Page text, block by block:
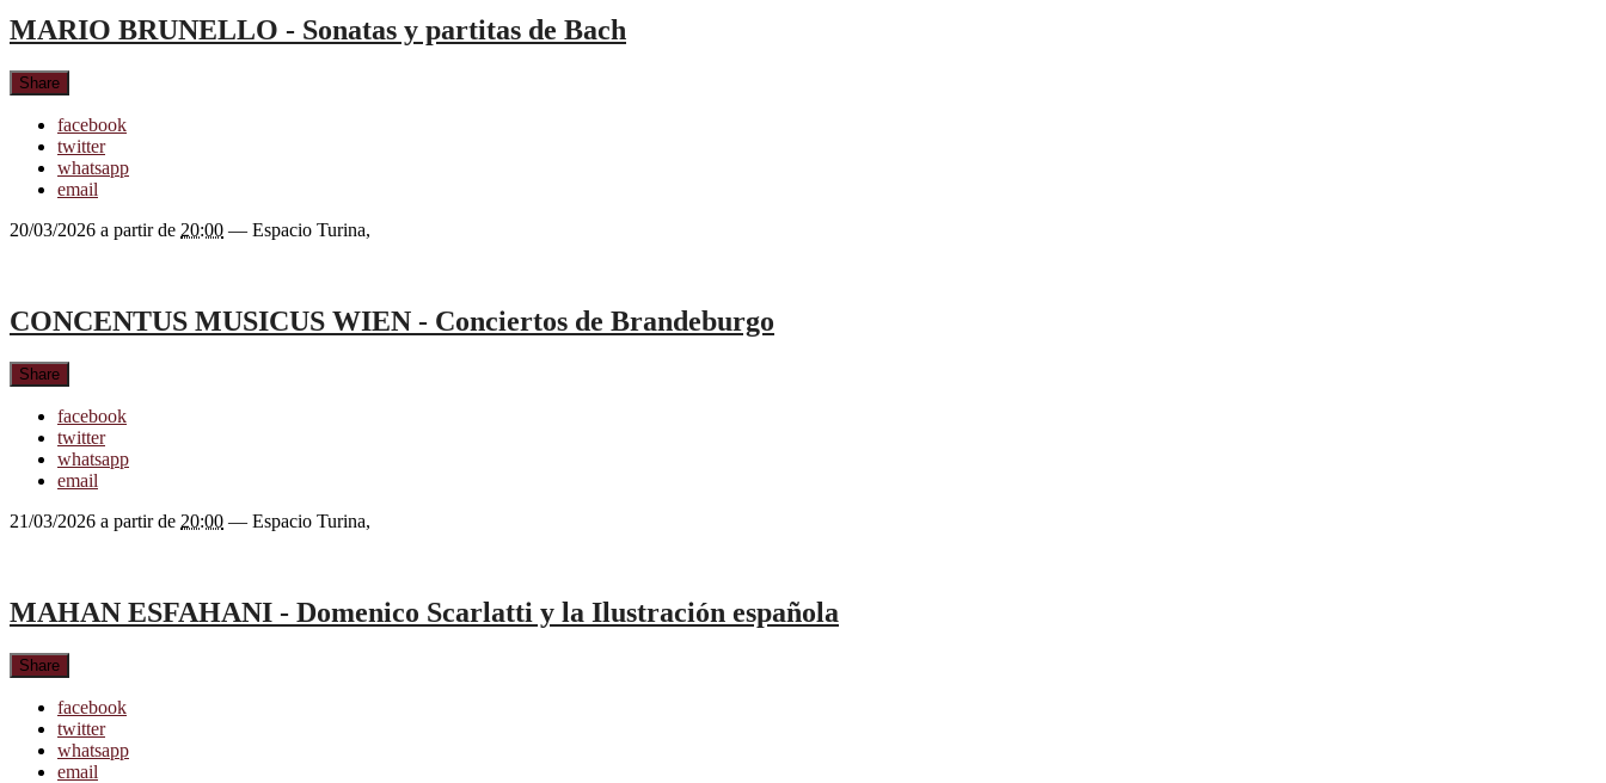
MARIO BRUNELLO - Sonatas y partitas de Bach
Share
facebook
twitter
whatsapp
email
20/03/2026 a partir de 20:00 — Espacio Turina,
CONCENTUS MUSICUS WIEN - Conciertos de Brandeburgo
Share
facebook
twitter
whatsapp
email
21/03/2026 a partir de 20:00 — Espacio Turina,
MAHAN ESFAHANI - Domenico Scarlatti y la Ilustración española
Share
facebook
twitter
whatsapp
email